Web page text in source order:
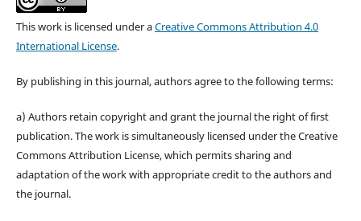
This work is licensed under aCreative Commons Attribution 4.0
International License.
By publishing in this journal, authors agree to the following terms:
a) Authors retain copyright and grant the journal the right of first
publication. The work is simultaneously licensed under the Creative
Commons Attribution License, which permits sharing and
adaptation of the work with appropriate credit to the authors and
the journal.